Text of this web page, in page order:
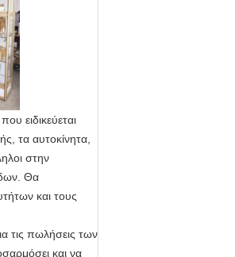
ειδικεύεται
τα αυτοκίνητα,
στην
Θα
και τους
τις πωλήσεις των
και να